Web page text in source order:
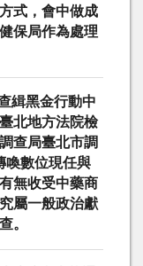
式，會中做成
保局作為處理
緝黑金行動中
北地方法院檢
查局臺北市調
喚數位現任與
無收受中藥商
屬一般政治獻
。